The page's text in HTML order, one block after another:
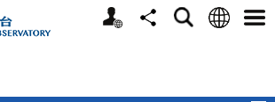
个
分
搜
语
选